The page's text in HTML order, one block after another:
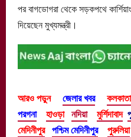
পর বাগডোগরা থেকে সড়কপথে
দিয়েছেন মুখ্যমন্ত্রী।
আরও পড়ুন জেলার খবর কলকাতা
পরগনা
হাওড়া নদিয়া মুর্শিদাবাদ
মেদিনীপুর পশ্চিম মেদিনীপুর পুরুলিয়া